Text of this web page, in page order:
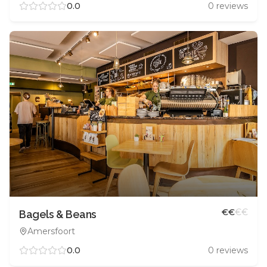
0.0 0 reviews
Bagels & Beans
Amersfoort
€€€€
0.0 0 reviews